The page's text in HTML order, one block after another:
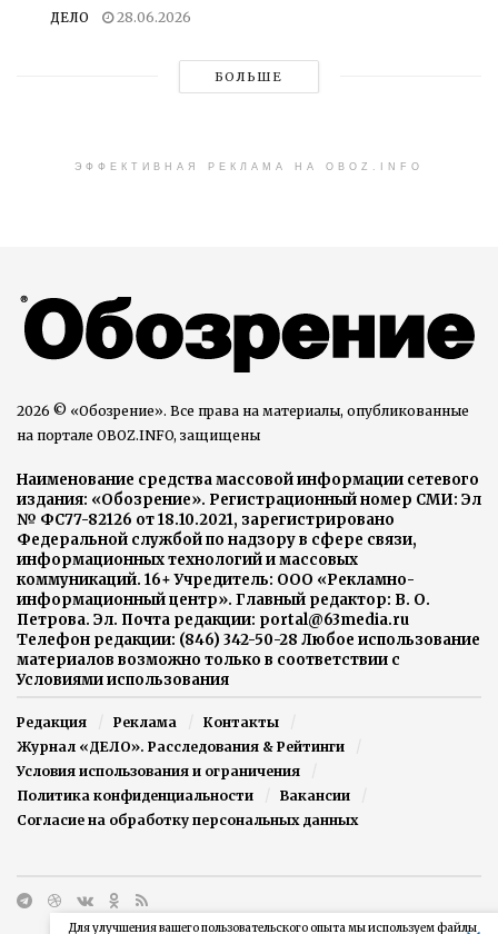
ДЕЛО 28.06.2026
БОЛЬШЕ
ЭФФЕКТИВНАЯ РЕКЛАМА НА OBOZ.INFO
2026 © «Обозрение». Все права на материалы, опубликованные
на портале OBOZ.INFO, защищены
Наименование средства массовой информации сетевого
издания: «Обозрение». Регистрационный номер СМИ: Эл
№ ФС77-82126 от 18.10.2021, зарегистрировано
Федеральной службой по надзору в сфере связи,
информационных технологий и массовых
коммуникаций. 16+ Учредитель: ООО «Рекламно-
информационный центр». Главный редактор: В. О.
Петрова. Эл. Почта редакции: portal@63media.ru
Телефон редакции: (846) 342-50-28 Любое использование
материалов возможно только в соответствии с
Условиями использования
Редакция Реклама
Контакты
Журнал «ДЕЛО». Расследования & Рейтинги
Условия использования и ограничения
Политика конфиденциальности
Вакансии
Согласие на обработку персональных данных
Для улучшения вашего пользовательского опыта мы используем файлы